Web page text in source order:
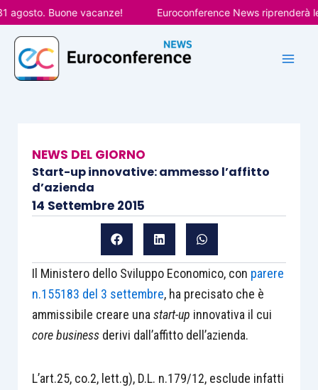
Vai
al
contenuto
Buone vacanze! Euroconference News riprenderà le
NEWS DEL GIORNO
Start-up innovative: ammesso l’affitto
d’azienda
14 Settembre 2015
Il Ministero dello Sviluppo Economico, con parere
n.155183 del 3 settembre, ha precisato che è
ammissibile creare una start-up innovativa il cui
core businessderivi dall’affitto dell’azienda.
L’art.25, co.2, lett.g), D.L. n.179/12, esclude infatti